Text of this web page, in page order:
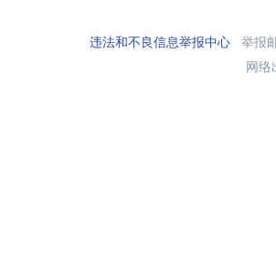
违法和不良信息举报中心举报
网